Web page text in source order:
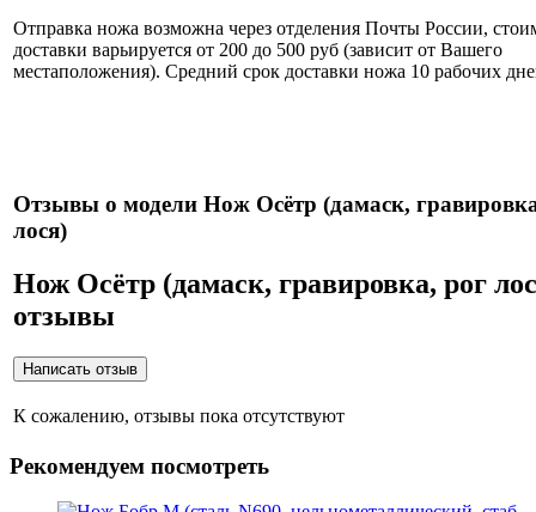
Отправка ножа возможна через отделения Почты России,
доставки варьируется от 200 до 500 руб (зависит от Вашего
местаположения). Средний срок доставки ножа 10 рабочих
Отзывы о модели Нож Осётр (дамаск,
лося)
Нож Осётр (дамаск, гравировка, рог
отзывы
К сожалению, отзывы пока отсутствуют
Рекомендуем посмотреть